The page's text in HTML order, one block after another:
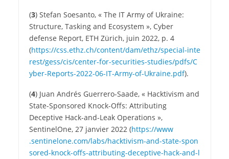
(3) Stefan Soesanto, « The IT Army of Ukraine:
Structure, Tasking and Ecosystem », Cyber
defense Report, ETH Zürich, juin 2022, p. 4
(https://​css​.ethz​.ch/​c​o​n​t​e​n​t​/​d​a​m​/​e​t​h​z​/​s​p​e​c​i​a​l​-​i​n​t​e​
r​e​s​t​/​g​e​s​s​/​c​i​s​/​c​e​n​t​e​r​-​f​o​r​-​s​e​c​u​r​i​t​i​e​s​-​s​t​u​d​i​e​s​/​p​d​f​s​/​C​
y​b​e​r​-​R​e​p​o​r​t​s​-​2​0​2​2​-​0​6​-​I​T​-​A​r​m​y​-​o​f​-​U​k​r​a​i​n​e​.​pdf).
(4) Juan Andrés Guerrero-Saade, « Hacktivism and
State-Sponsored Knock-Offs: Attributing
Deceptive Hack-and-Leak Operations »,
SentinelOne, 27 janvier 2022 (https://​www​
.sentinelone​.com/​l​a​b​s​/​h​a​c​k​t​i​v​i​s​m​-​a​n​d​-​s​t​a​t​e​-​s​p​o​n​
s​o​r​e​d​-​k​n​o​c​k​-​o​f​f​s​-​a​t​t​r​i​b​u​t​i​n​g​-​d​e​c​e​p​t​i​v​e​-​h​a​c​k​-​a​n​d​-​l​